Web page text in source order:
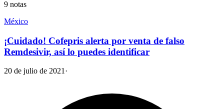
9 notas
México
¡Cuidado! Cofepris alerta por venta de falso
Remdesivir, así lo puedes identificar
20 de julio de 2021 ·